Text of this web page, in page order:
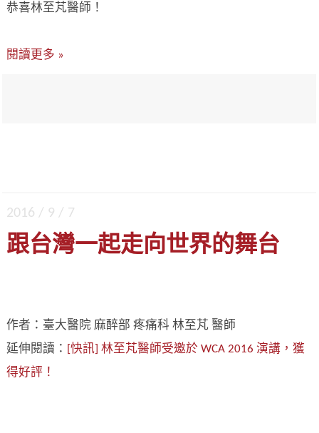
恭喜林至芃醫師！
閱讀更多 »
2016 / 9 / 7
跟台灣一起走向世界的舞台
作者：臺大醫院 麻醉部 疼痛科 林至芃 醫師
延伸閱讀： [快訊] 林至芃醫師受邀於 WCA 2016 演講，獲
得好評！